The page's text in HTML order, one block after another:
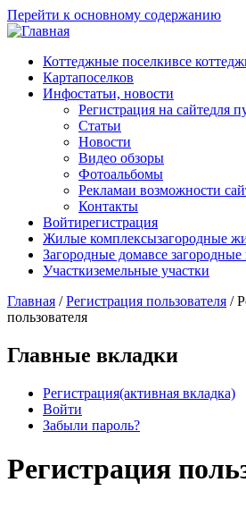
Перейти к основному содержанию
Коттеджные поселкивсе
Картапоселков
Инфостатьи, новости
Регистрация на сайтедля
Статьи
Новости
Видео обзоры
Фотоальбомы
Рекламаи возможности
Контакты
Войтирегистрация
Жилые комплексызагородные
Загородные домавсе загородные
Участкиземельные участки
Главная / Регистрация пользователя /
пользователя
Главные вкладки
Регистрация(активная вкладка)
Войти
Забыли пароль?
Регистрация